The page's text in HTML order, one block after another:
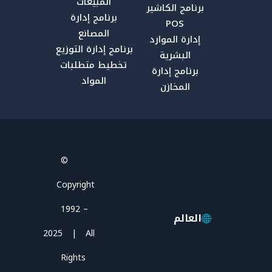
برنامج الكاشير
POS
إدارة الموارد
البشرية
برنامج إدارة
المخازن
برنامج إدارة
المصانع
برنامج إدارة التوزيع
تخطيط متطلبات
المواد
العالم
Copyright
1992 –
2025 | All
Rights